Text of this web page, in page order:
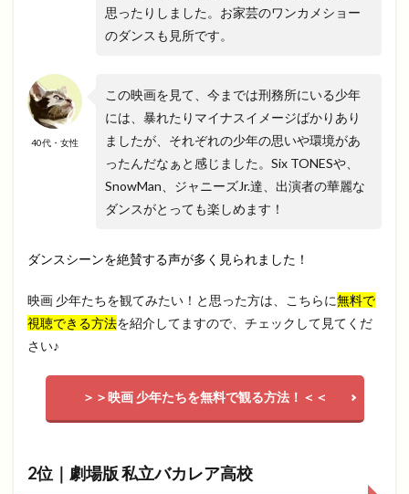
思ったりしました。お家芸のワンカメショー
のダンスも見所です。
40代・女性
この映画を見て、今までは刑務所にいる少年
には、暴れたりマイナスイメージばかりあり
ましたが、それぞれの少年の思いや環境があ
ったんだなぁと感じました。Six TONESや、
SnowMan、ジャニーズJr.達、出演者の華麗な
ダンスがとっても楽しめます！
ダンスシーンを絶賛する声が多く見られました！
映画 少年たちを観てみたい！と思った方は、こちらに無料で
視聴できる方法を紹介してますので、チェックして見てくだ
さい♪
＞＞映画 少年たちを無料で観る方法！＜＜
2位｜劇場版 私立バカレア高校